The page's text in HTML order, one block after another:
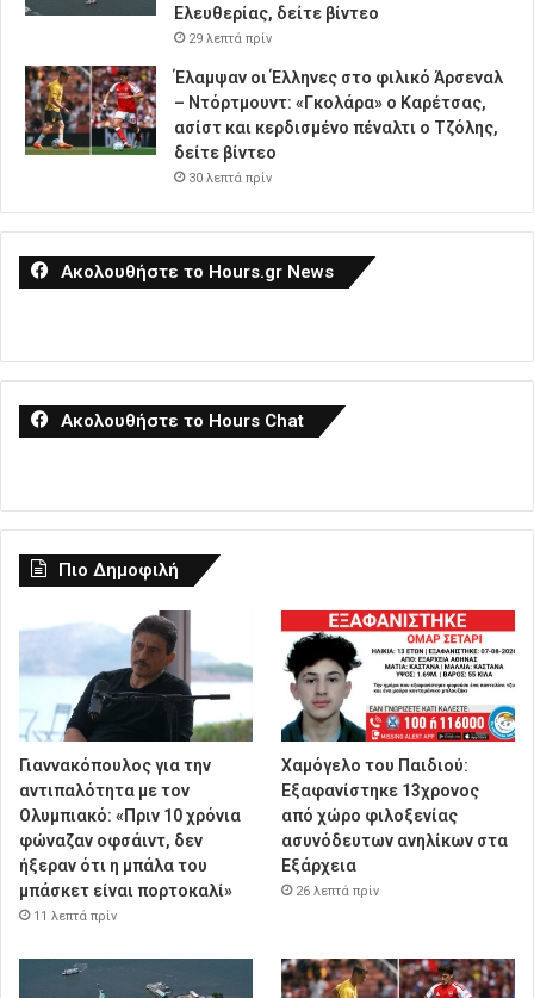
Ελευθερίας, δείτε βίντεο
29 λεπτά πρίν
Έλαμψαν οι Έλληνες στο φιλικό Άρσεναλ
– Ντόρτμουντ: «Γκολάρα» ο Καρέτσας,
ασίστ και κερδισμένο πέναλτι ο Τζόλης,
δείτε βίντεο
30 λεπτά πρίν
Ακολουθήστε το Hours.gr News
Ακολουθήστε το Hours Chat
Πιο Δημοφιλή
Γιαννακόπουλος για την
αντιπαλότητα με τον
Ολυμπιακό: «Πριν 10 χρόνια
φώναζαν οφσάιντ, δεν
ήξεραν ότι η μπάλα του
μπάσκετ είναι πορτοκαλί»
11 λεπτά πρίν
Χαμόγελο του Παιδιού:
Εξαφανίστηκε 13χρονος
από χώρο φιλοξενίας
ασυνόδευτων ανηλίκων στα
Εξάρχεια
26 λεπτά πρίν